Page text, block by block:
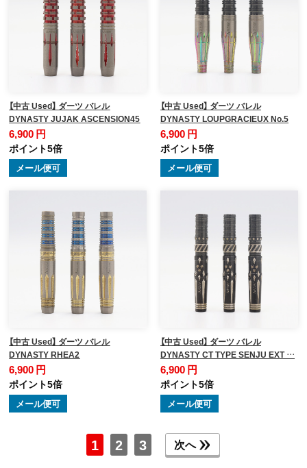
【中古 Used】 ダーツ バレル
DYNASTY JUJAK ASCENSION45
6,900 円
ポイント5倍
メール便可
【中古 Used】 ダーツ バレル
DYNASTY LOUPGRACIEUX No.5
6,900 円
ポイント5倍
メール便可
【中古 Used】 ダーツ バレル
DYNASTY RHEA2
6,900 円
ポイント5倍
メール便可
【中古 Used】 ダーツ バレル
DYNASTY CT TYPE SENJU EXT …
6,900 円
ポイント5倍
メール便可
1 2 3 次へ